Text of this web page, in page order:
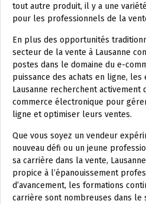
tout autre produit, il y a une
pour les professionnels de la
En plus des opportunités
secteur de la vente à Lausanne
postes dans le domaine du e-
puissance des achats en ligne,
Lausanne recherchent activement
commerce électronique pour
ligne et optimiser leurs ventes.
Que vous soyez un vendeur
nouveau défi ou un jeune
sa carrière dans la vente,
propice à l’épanouissement
d’avancement, les formations
carrière sont nombreuses dans le